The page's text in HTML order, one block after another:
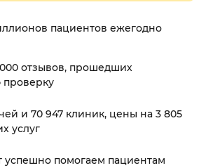
пациентов ежегодно
000 отзывов, прошедших
проверку
и 70 947 клиник, цены на 3 805
услуг
успешно помогаем пациентам